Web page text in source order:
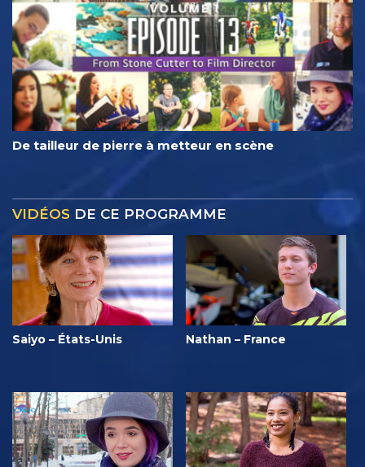
De tailleur de pierre à metteur en scène
VIDÉOS DE CE PROGRAMME
Saiyo – États-Unis Nathan – France